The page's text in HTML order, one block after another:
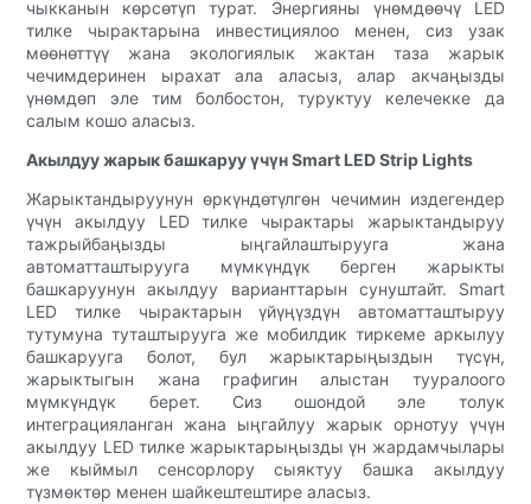
чыкканын көрсөтүп турат. Энергияны үнөмдөөчү LED
тилке чырактарына инвестициялоо менен, сиз узак
мөөнөттүү жана экологиялык жактан таза жарык
чечимдеринен ырахат ала аласыз, алар акчаңызды
үнөмдөп эле тим болбостон, туруктуу келечекке да
салым кошо аласыз.
Акылдуу жарык башкаруу үчүн Smart LED Strip Lights
Жарыктандыруунун өркүндөтүлгөн чечимин издегендер
үчүн акылдуу LED тилке чырактары жарыктандыруу
тажрыйбаңызды ыңгайлаштырууга жана
автоматташтырууга мүмкүндүк берген жарыкты
башкаруунун акылдуу варианттарын сунуштайт. Smart
LED тилке чырактарын үйүңүздүн автоматташтыруу
тутумуна туташтырууга же мобилдик тиркеме аркылуу
башкарууга болот, бул жарыктарыңыздын түсүн,
жарыктыгын жана графигин алыстан тууралоого
мүмкүндүк берет. Сиз ошондой эле толук
интеграцияланган жана ыңгайлуу жарык орнотуу үчүн
акылдуу LED тилке жарыктарыңызды үн жардамчылары
же кыймыл сенсорлору сыяктуу башка акылдуу
түзмөктөр менен шайкештештире аласыз.